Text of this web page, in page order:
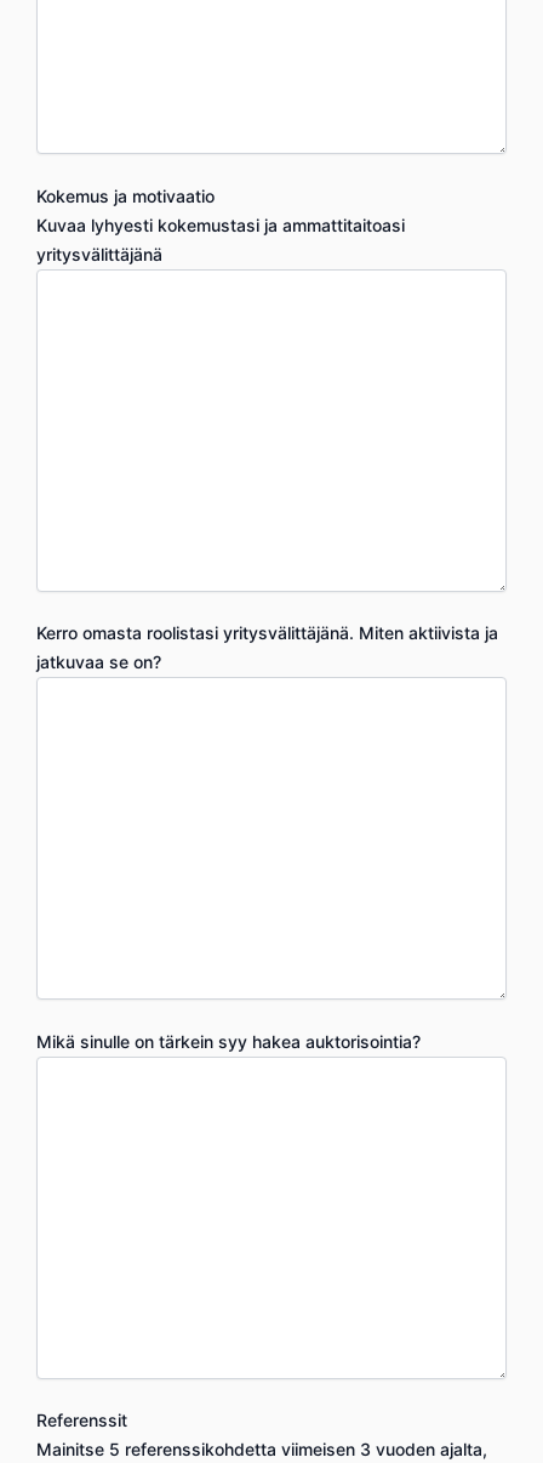
Kokemus ja motivaatio
Kuvaa lyhyesti kokemustasi ja ammattitaitoasi
yritysvälittäjänä
Kerro omasta roolistasi yritysvälittäjänä. Miten aktiivista ja
jatkuvaa se on?
Mikä sinulle on tärkein syy hakea auktorisointia?
Referenssit
Mainitse 5 referenssikohdetta viimeisen 3 vuoden ajalta,